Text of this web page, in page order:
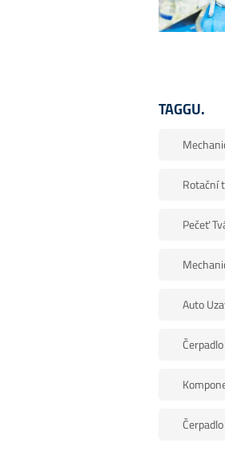
TAGGU.
Rotační
Pečeť
Auto